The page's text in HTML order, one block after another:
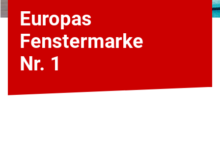
Europas
Fenstermarke
Nr. 1